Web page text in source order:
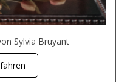
Sylvia Bruyant